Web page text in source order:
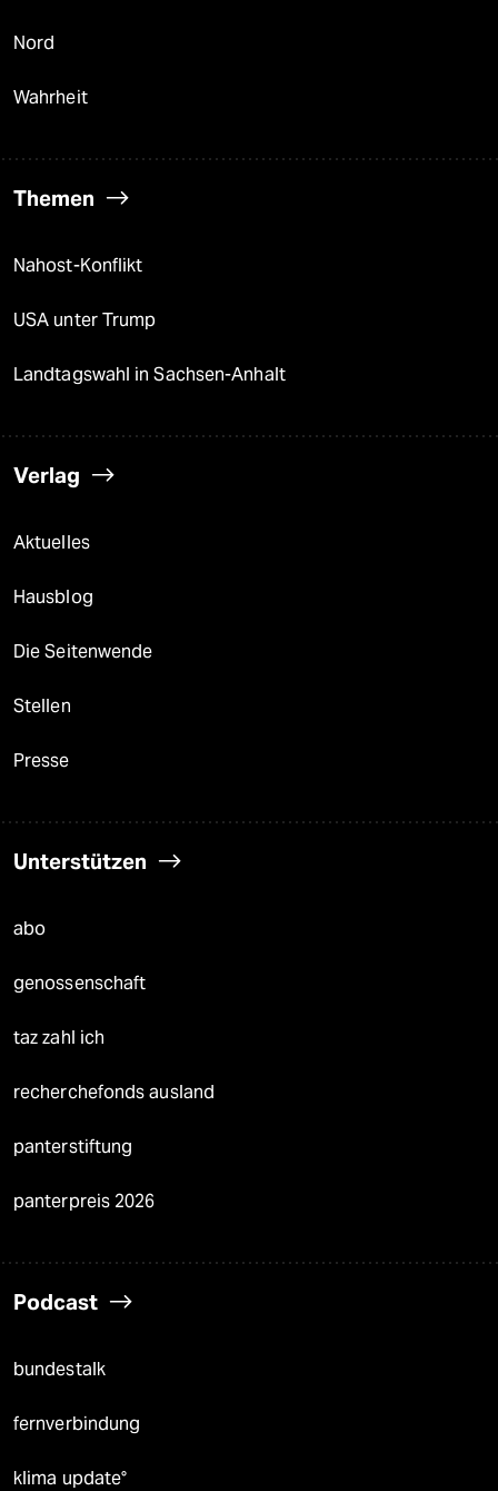
Nord
Wahrheit
Themen
Nahost-Konflikt
USA unter Trump
Landtagswahl in Sachsen-Anhalt
Verlag
Aktuelles
Hausblog
Die Seitenwende
Stellen
Presse
Unterstützen
abo
genossenschaft
taz zahl ich
recherchefonds ausland
panterstiftung
panterpreis 2026
Podcast
bundestalk
fernverbindung
klima update°